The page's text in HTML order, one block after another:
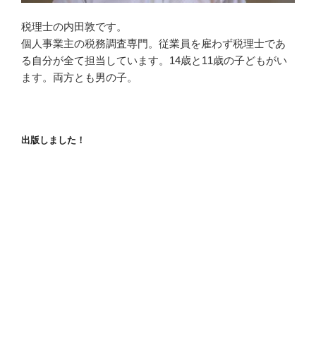
税理士の内田敦です。
個人事業主の税務調査専門。従業員を雇わず税理士であ
る自分が全て担当しています。14歳と11歳の子どもがい
ます。両方とも男の子。
出版しました！